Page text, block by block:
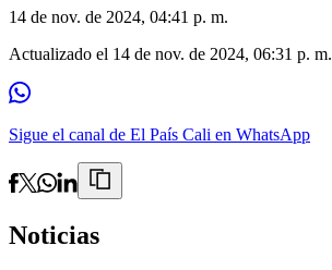
14 de nov. de 2024, 04:41 p. m.
Actualizado el 14 de nov. de 2024, 06:31 p. m.
Sigue el canal de El País Cali en WhatsApp
Noticias